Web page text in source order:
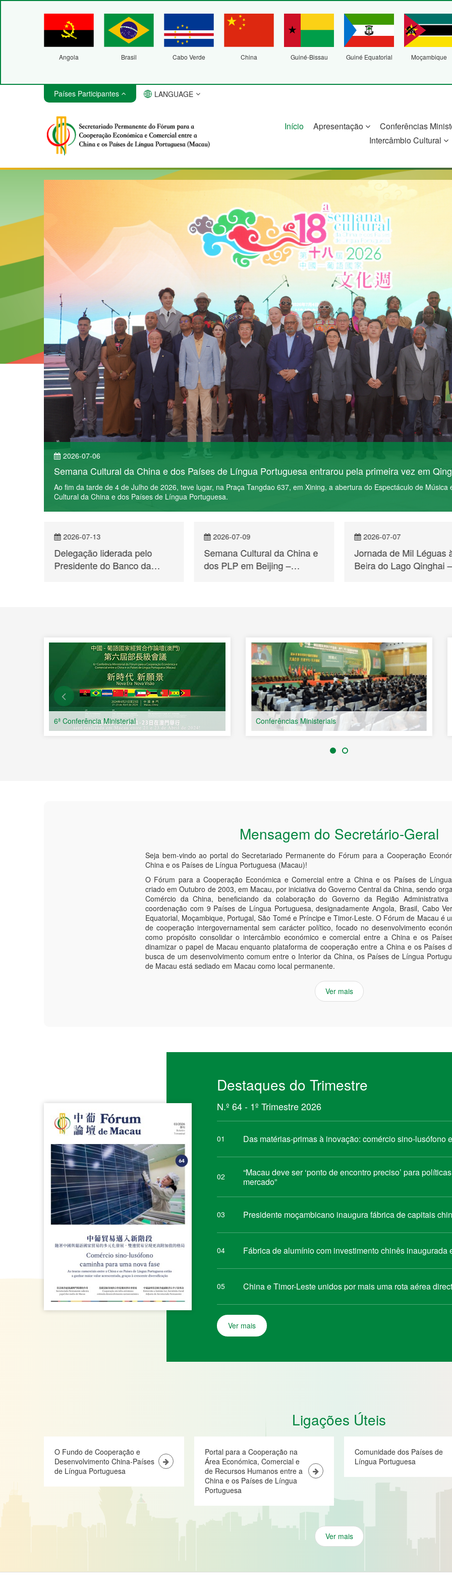
Angola Brasil Cabo Verde China Guiné-Bissau Guiné Equatorial Moçambique
Países Participantes LANGUAGE
Início Apresentação Conferências
Intercâmbio Cultural
Inaugurou-se em Xining o Encontro de Cooperação Comercial e Cultural Qinghai – Macau e
Na manhã do dia 4 de Julho de 2026, com o lema Lusofonia na Rota da Seda, Qinghai e Macau brilham juntos, teve lugar
Cooperação Comercial e Cultural Qinghai – Macau e Países de Língua Portuguesa, marcando o início das actividades
China e dos Países de Língua Portuguesa em Xining.
2026-07-09
Semana Cultural da China e
dos PLP em Beijing –
2026-07-07
Jornada de Mil Léguas à
Beira do Lago Qinghai —
2026-07-06
Semana Cultural da
dos Países de Língua
Conferências Ministeriais Intercâmbio Cultural
Mensagem do Secretário-Geral
Seja bem-vindo ao portal do Secretariado Permanente do Fórum para a Cooperação
China e os Países de Língua Portuguesa (Macau)!
O Fórum para a Cooperação Económica e Comercial entre a China e os Países de
criado em Outubro de 2003, em Macau, por iniciativa do Governo Central da China, sendo
Comércio da China, beneficiando da colaboração do Governo da Região
coordenação com 9 Países de Língua Portuguesa, designadamente Angola, Brasil, Cabo
Equatorial, Moçambique, Portugal, São Tomé e Príncipe e Timor-Leste. O Fórum de Macau é
de cooperação intergovernamental sem carácter político, focado no desenvolvimento
como propósito consolidar o intercâmbio económico e comercial entre a China e os
dinamizar o papel de Macau enquanto plataforma de cooperação entre a China e os Países
busca de um desenvolvimento comum entre o Interior da China, os Países de Língua
de Macau está sediado em Macau como local permanente.
Ver mais
Destaques do Trimestre
N.º 64 - 1º Trimestre 2026
01 Das matérias-primas à inovação: comércio sino-lusófono
02
“Macau deve ser ‘ponto de encontro preciso’ para
mercado”
03 Presidente moçambicano inaugura fábrica de capitais
04 Fábrica de alumínio com investimento chinês inaugurada
05 China e Timor-Leste unidos por mais uma rota aérea
Ver mais
Ligações Úteis
O Fundo de Cooperação e
Desenvolvimento China-Países
de Língua Portuguesa
Portal para a Cooperação na
Área Económica, Comercial e
de Recursos Humanos entre a
China e os Países de Língua
Portuguesa
Comunidade dos Países de
Língua Portuguesa
Ver mais